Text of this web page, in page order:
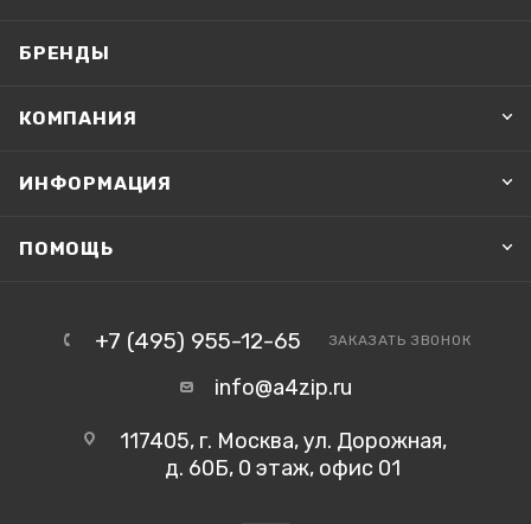
БРЕНДЫ
КОМПАНИЯ
ИНФОРМАЦИЯ
ПОМОЩЬ
+7 (495) 955-12-65 ЗАКАЗАТЬ ЗВОНОК
info@a4zip.ru
117405, г. Москва, ул. Дорожная,
д. 60Б, 0 этаж, офис 01